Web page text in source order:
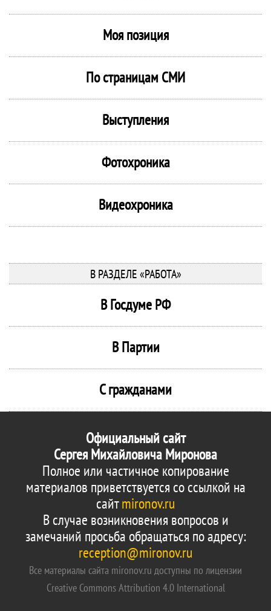
Моя позиция
По страницам СМИ
Выступления
Фотохроника
Видеохроника
В РАЗДЕЛЕ «РАБОТА»
В Госдуме РФ
В Партии
С гражданами
Официальный сайт
Сергея Михайловича Миронова
Полное или частичное копирование
материалов приветствуется со ссылкой на
сайтmironov.ru
В случае возникновения вопросов и
замечаний просьба обращаться по адресу:
reception@mironov.ru
Все материалы сайта mironov.ru доступны по лицензии
Creative Commons Attribution 4.0 International